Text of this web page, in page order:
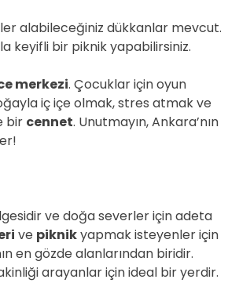
alabileceğiniz dükkanlar mevcut.
keyifli bir piknik yapabilirsiniz.
merkezi. Çocuklar için oyun
iç içe olmak, stres atmak ve
bir cennet. Unutmayın, Ankara’nın
ve doğa severler için adeta
ve piknikyapmak isteyenler için
en gözde alanlarından biridir.
arayanlar için ideal bir yerdir.